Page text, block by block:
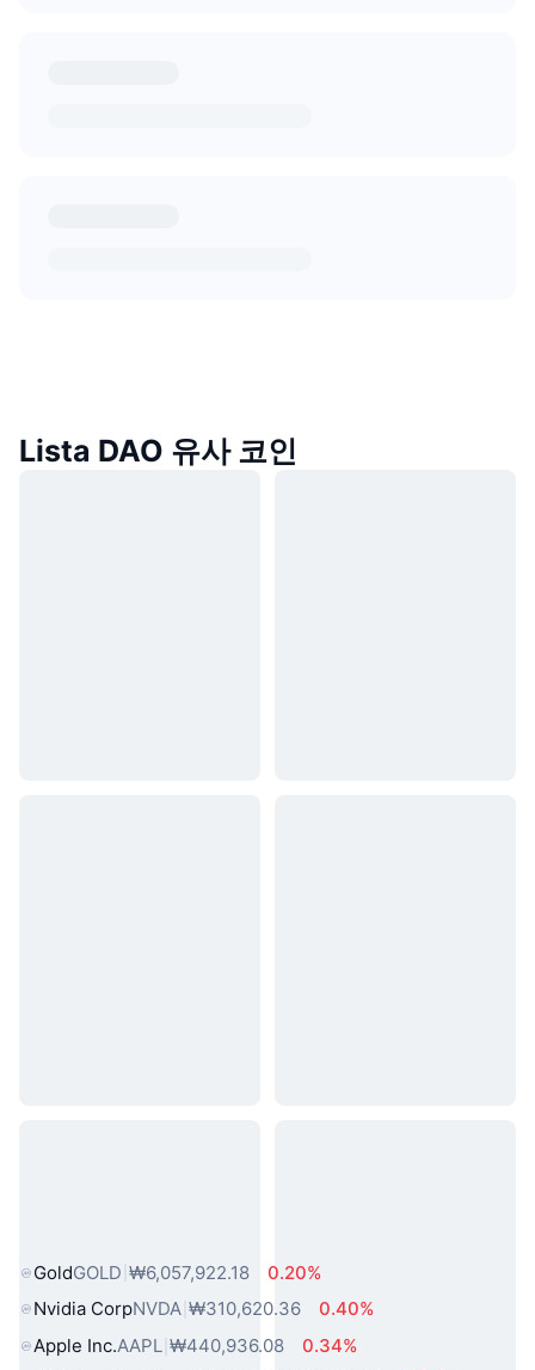
Lista DAO 유사 코인
GoldGOLD ₩6,057,922.18
0.20%
Nvidia CorpNVDA ₩310,620.36
0.40%
Apple Inc.AAPL ₩440,936.08
0.34%